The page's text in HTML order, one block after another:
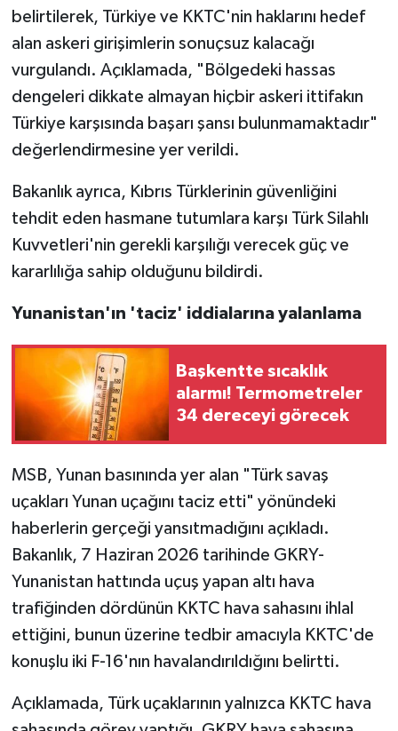
belirtilerek, Türkiye ve KKTC'nin haklarını hedef
alan askeri girişimlerin sonuçsuz kalacağı
vurgulandı. Açıklamada, "Bölgedeki hassas
dengeleri dikkate almayan hiçbir askeri ittifakın
Türkiye karşısında başarı şansı bulunmamaktadır"
değerlendirmesine yer verildi.
Bakanlık ayrıca, Kıbrıs Türklerinin güvenliğini
tehdit eden hasmane tutumlara karşı Türk Silahlı
Kuvvetleri'nin gerekli karşılığı verecek güç ve
kararlılığa sahip olduğunu bildirdi.
Yunanistan'ın 'taciz' iddialarına yalanlama
Başkentte sıcaklık
alarmı! Termometreler
34 dereceyi görecek
MSB, Yunan basınında yer alan "Türk savaş
uçakları Yunan uçağını taciz etti" yönündeki
haberlerin gerçeği yansıtmadığını açıkladı.
Bakanlık, 7 Haziran 2026 tarihinde GKRY-
Yunanistan hattında uçuş yapan altı hava
trafiğinden dördünün KKTC hava sahasını ihlal
ettiğini, bunun üzerine tedbir amacıyla KKTC'de
konuşlu iki F-16'nın havalandırıldığını belirtti.
Açıklamada, Türk uçaklarının yalnızca KKTC hava